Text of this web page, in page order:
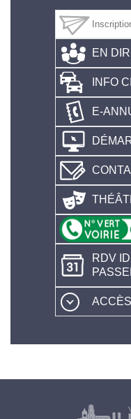
EN
INFO
E-
RDV